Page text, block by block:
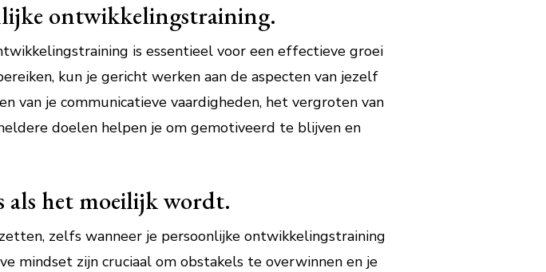
ontwikkelingstraining.
is essentieel voor een effectieve groei
kun je gericht werken aan de aspecten van jezelf
je communicatieve vaardigheden, het vergroten van
doelen helpen je om gemotiveerd te blijven en
als het moeilijk wordt.
zelfs wanneer je persoonlijke ontwikkelingstraining
mindset zijn cruciaal om obstakels te overwinnen en je